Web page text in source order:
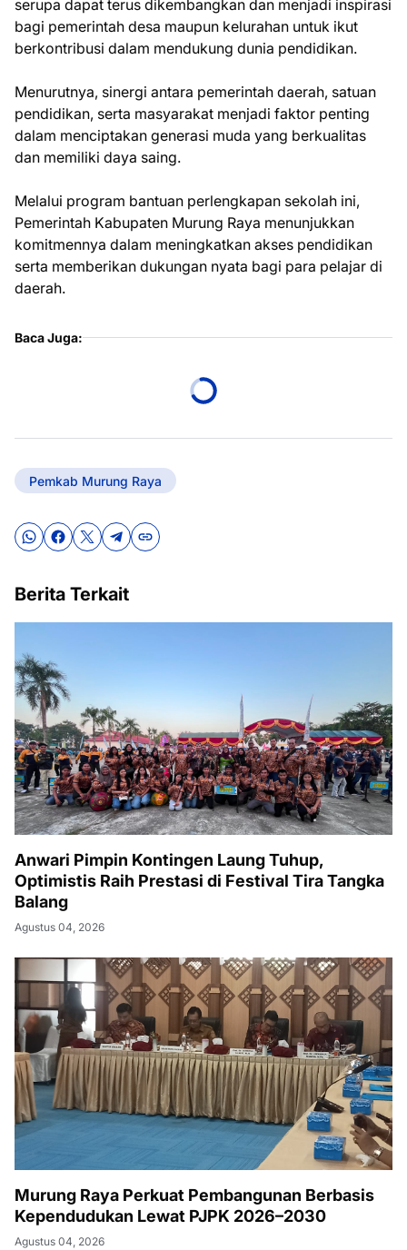
serupa dapat terus dikembangkan dan menjadi inspirasi
bagi pemerintah desa maupun kelurahan untuk ikut
berkontribusi dalam mendukung dunia pendidikan.
Menurutnya, sinergi antara pemerintah daerah, satuan
pendidikan, serta masyarakat menjadi faktor penting
dalam menciptakan generasi muda yang berkualitas
dan memiliki daya saing.
Melalui program bantuan perlengkapan sekolah ini,
Pemerintah Kabupaten Murung Raya menunjukkan
komitmennya dalam meningkatkan akses pendidikan
serta memberikan dukungan nyata bagi para pelajar di
daerah.
Baca Juga:
Pemkab Murung Raya
Berita Terkait
Anwari Pimpin Kontingen Laung Tuhup,
Optimistis Raih Prestasi di Festival Tira Tangka
Balang
Agustus 04, 2026
Murung Raya Perkuat Pembangunan Berbasis
Kependudukan Lewat PJPK 2026–2030
Agustus 04, 2026